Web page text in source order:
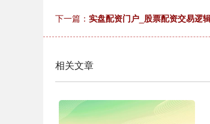
下一篇： 实盘配资门户_股票配资交易逻
相关文章